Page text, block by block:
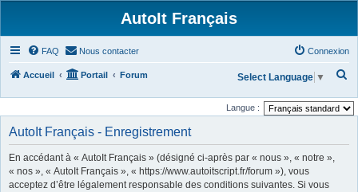
AutoIt Français
FAQ Nous contacter Connexion
Accueil Portail Forum
c
Select Language ▼
Langue :
AutoIt Français - Enregistrement
En accédant à « AutoIt Français » (désigné ci-après par « nous », « notre »,
« nos », « AutoIt Français », « https://www.autoitscript.fr/forum »), vous
acceptez d’être légalement responsable des conditions suivantes. Si vous